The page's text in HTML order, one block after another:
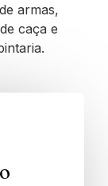
armas,
caça e